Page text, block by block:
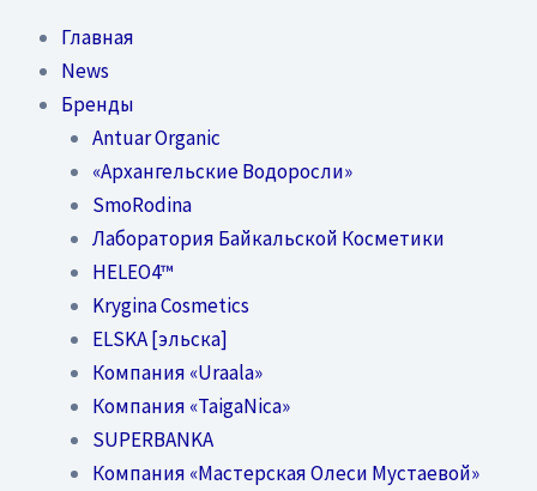
Главная
News
Бренды
Antuar Organic
«Архангельские Водоросли»
SmoRodina
Лаборатория Байкальской Косметики
HELEO4™
Krygina Cosmetics
ELSKA [эльска]
Компания «Uraala»
Компания «TaigaNica»
SUPERBANKA
Компания «Мастерская Олеси Мустаевой»